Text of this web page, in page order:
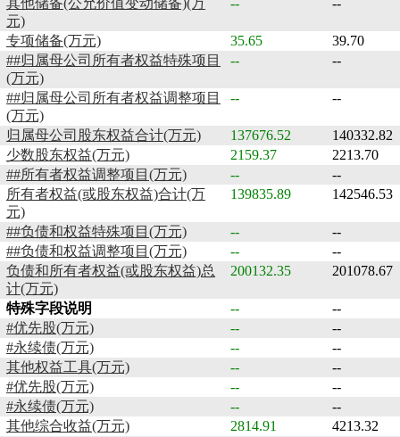
其他储备(公允价值变动储备)(万
元)
-- --
专项储备(万元) 35.65
39.70
##归属母公司所有者权益特殊项目
(万元)
-- --
##归属母公司所有者权益调整项目
(万元)
-- --
归属母公司股东权益合计(万元) 137676.52
140332.82
少数股东权益(万元)
2159.37
2213.70
##所有者权益调整项目(万元)
--
--
所有者权益(或股东权益)合计(万
元)
139835.89 142546.53
##负债和权益特殊项目(万元) --
--
##负债和权益调整项目(万元)
--
--
负债和所有者权益(或股东权益)总
计(万元)
200132.35 201078.67
特殊字段说明 --
--
#优先股(万元)
--
--
#永续债(万元)
--
--
其他权益工具(万元)
--
--
#优先股(万元)
--
--
#永续债(万元)
--
--
其他综合收益(万元)
2814.91
4213.32